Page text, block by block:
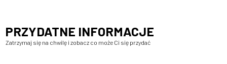
PRZYDATNE INFORMACJE
Zatrzymaj się na chwilę i zobacz co może Ci się przydać